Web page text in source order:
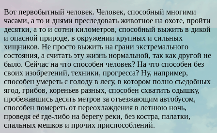
Вот первобытный человек. Человек, способный многими
часами, а то и днями преследовать животное на охоте, пройти
десятки, а то и сотни километров, способный выжить в дикой
и опасной природе, в окружении крупных и сильных
хищников. Не просто выжить на грани экстремального
состояния, а считать эту жизнь нормальной, так как другой не
было. Сейчас на что способен человек? На что способен без
своих изобретений, техники, прогресса? Ну, например,
способен умереть с голоду в лесу, в котором полно съедобных
ягод, грибов, кореньев разных, способен схватить одышку,
пробежавшись десять метров за отъезжающим автобусом,
способен помереть от переохлаждения в летнюю ночь,
проведя её где-либо на берегу реки, без костра, палатки,
спальных мешков и прочих приспособлений.